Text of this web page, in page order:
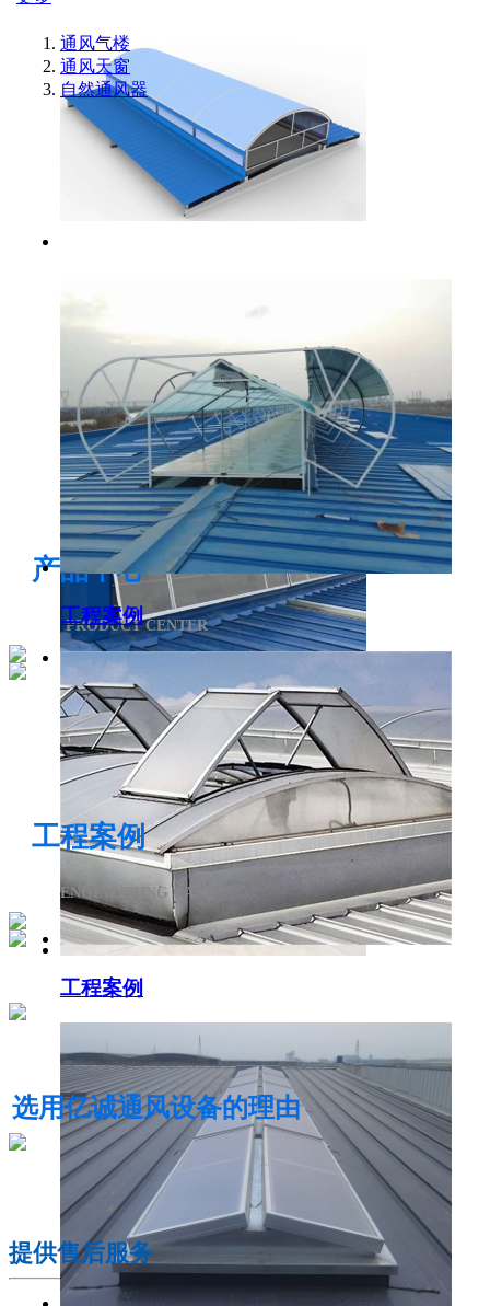
电开启通风气楼
侧开型排烟天窗
电动采光排烟天窗
通风气楼
通风天窗
自然通风器
产品中心
PRODUCT CENTER
工程案例
工程案例
工程案例
ENGINEERING CASE
选用亿诚通风设备的理由
提供售后服务